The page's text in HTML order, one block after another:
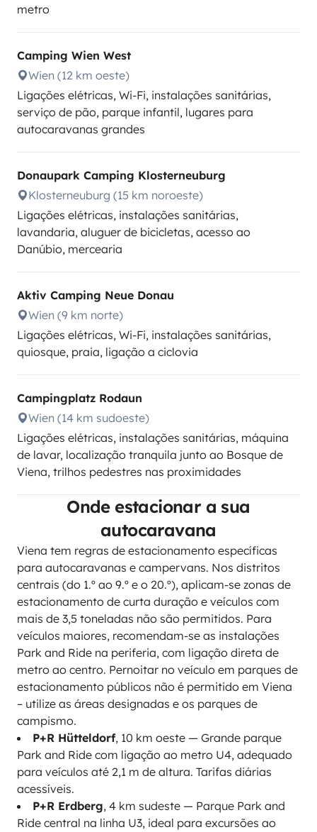
metro
Camping Wien West
Wien (12 km oeste)
Ligações elétricas, Wi-Fi, instalações sanitárias,
serviço de pão, parque infantil, lugares para
autocaravanas grandes
Donaupark Camping Klosterneuburg
Klosterneuburg (15 km noroeste)
Ligações elétricas, instalações sanitárias,
lavandaria, aluguer de bicicletas, acesso ao
Danúbio, mercearia
Aktiv Camping Neue Donau
Wien (9 km norte)
Ligações elétricas, Wi-Fi, instalações sanitárias,
quiosque, praia, ligação a ciclovia
Campingplatz Rodaun
Wien (14 km sudoeste)
Ligações elétricas, instalações sanitárias, máquina
de lavar, localização tranquila junto ao Bosque de
Viena, trilhos pedestres nas proximidades
Onde estacionar a sua
autocaravana
Viena tem regras de estacionamento específicas
para autocaravanas e campervans. Nos distritos
centrais (do 1.º ao 9.º e o 20.º), aplicam-se zonas de
estacionamento de curta duração e veículos com
mais de 3,5 toneladas não são permitidos. Para
veículos maiores, recomendam-se as instalações
Park and Ride na periferia, com ligação direta de
metro ao centro. Pernoitar no veículo em parques de
estacionamento públicos não é permitido em Viena
– utilize as áreas designadas e os parques de
campismo.
P+R Hütteldorf, 10 km oeste — Grande parque
Park and Ride com ligação ao metro U4, adequado
para veículos até 2,1 m de altura. Tarifas diárias
acessíveis.
P+R Erdberg, 4 km sudeste — Parque Park and
Ride central na linha U3, ideal para excursões ao